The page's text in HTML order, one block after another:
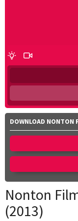
DOWNLOAD NONTON
Nonton
(2013)